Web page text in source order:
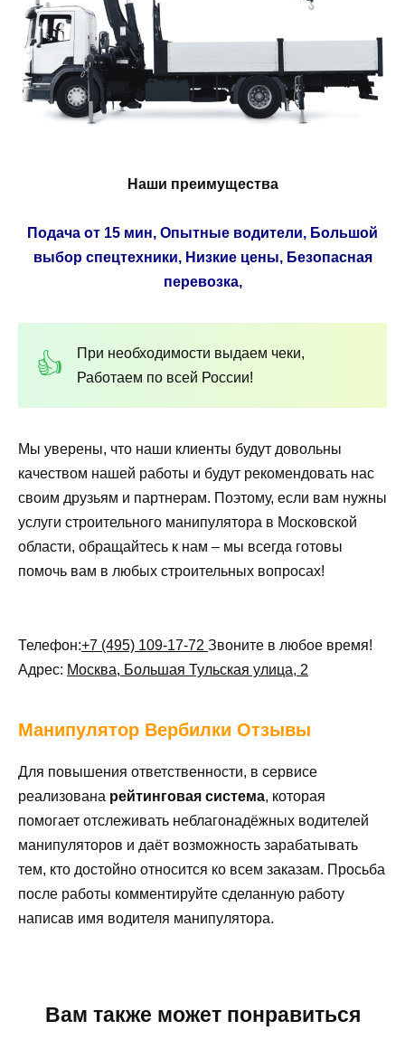
Наши преимущества
Подача от 15 мин, Опытные водители, Большой
выбор спецтехники, Низкие цены, Безопасная
перевозка,
При необходимости выдаем чеки,
Работаем по всей России!
Мы уверены, что наши клиенты будут довольны
качеством нашей работы и будут рекомендовать нас
своим друзьям и партнерам. Поэтому, если вам нужны
услуги строительного манипулятора в Московской
области, обращайтесь к нам – мы всегда готовы
помочь вам в любых строительных вопросах!
Телефон:+7 (495) 109-17-72 Звоните в любое время!
Адрес: Москва, Большая Тульская улица, 2
Манипулятор Вербилки Отзывы
Для повышения ответственности, в сервисе
реализована рейтинговая система, которая
помогает отслеживать неблагонадёжных водителей
манипуляторов и даёт возможность зарабатывать
тем, кто достойно относится ко всем заказам. Просьба
после работы комментируйте сделанную работу
написав имя водителя манипулятора.
Вам также может понравиться